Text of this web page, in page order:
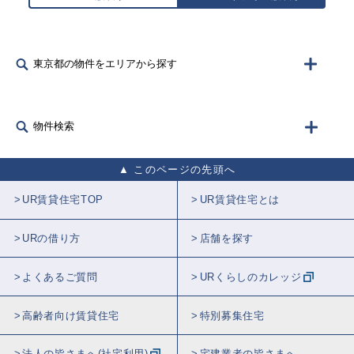
東京都の物件をエリアから探す
物件検索
このページの先頭へ
UR賃貸住宅TOP UR賃貸住宅とは
URの借り方 店舗を探す
よくあるご質問 URくらしのカレッジ
高齢者向け賃貸住宅 特別募集住宅